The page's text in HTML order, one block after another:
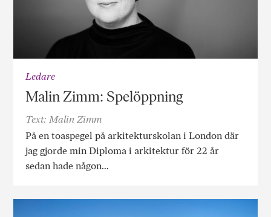
Ledare
Malin Zimm: Spelöppning
Text: Malin Zimm
På en toaspegel på arkitekturskolan i London där
jag gjorde min Diploma i arkitektur för 22 år
sedan hade någon…